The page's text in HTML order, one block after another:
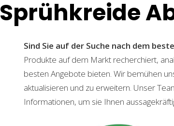
Sprühkreide
Sind Sie auf der Suche nach dem
Produkte auf dem Markt recherchiert,
besten Angebote bieten. Wir bemühen
aktualisieren und zu erweitern. Unser
Informationen, um sie Ihnen